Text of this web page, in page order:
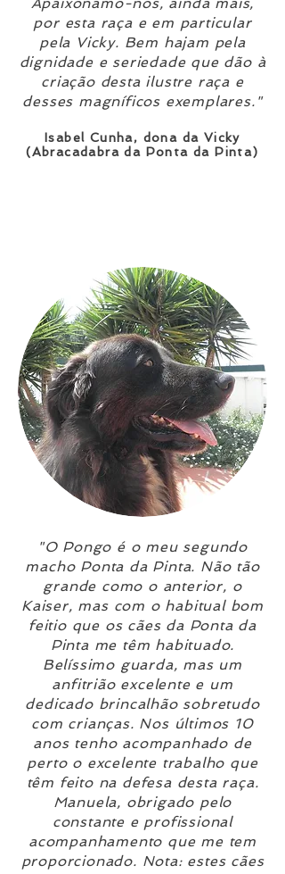
por esta raça e em particular
pela Vicky. Bem hajam pela
dignidade e seriedade que dão à
criação desta ilustre raça e
desses magníficos exemplares."
Isabel Cunha, dona da Vicky
(Abracadabra da Ponta da Pinta)
"O Pongo é o meu segundo
macho Ponta da Pinta. Não tão
grande como o anterior, o
Kaiser, mas com o habitual bom
feitio que os cães da Ponta da
Pinta me têm habituado.
Belíssimo guarda, mas um
anfitrião excelente e um
dedicado brincalhão sobretudo
com crianças. Nos últimos 10
anos tenho acompanhado de
perto o excelente trabalho que
têm feito na defesa desta raça.
Manuela, obrigado pelo
constante e profissional
acompanhamento que me tem
proporcionado. Nota: estes cães